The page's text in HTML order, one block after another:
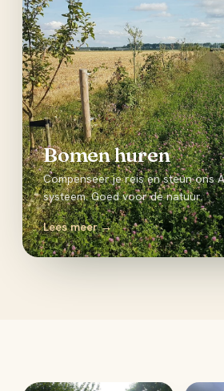
Bomen huren
Compenseer je reis en steun ons
systeem. Goed voor de natuur.
Lees meer →